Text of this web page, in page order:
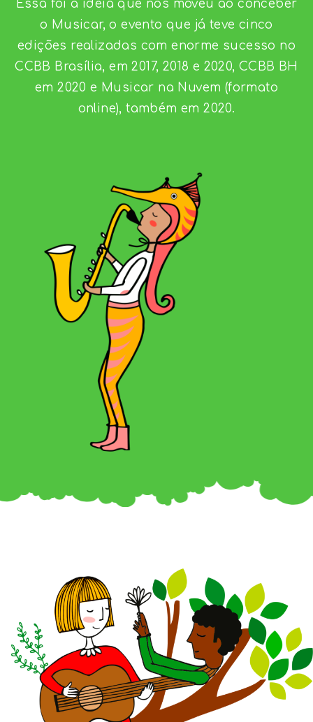
Essa foi a ideia que nos moveu ao conceber
o Musicar, o evento que já teve cinco
edições realizadas com enorme sucesso no
CCBB Brasília, em 2017, 2018 e 2020, CCBB BH
em 2020 e Musicar na Nuvem (formato
online), também em 2020.